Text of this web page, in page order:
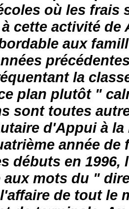
où les frais
cette activité de
aux
la
plan plutôt "
sont toutes
d'Appui à
année
débuts en
aux mots du "
de tout le